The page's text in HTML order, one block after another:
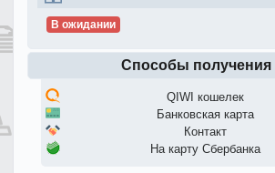
В ожидании
Способы получения
QIWI кошелек
Банковская карта
Контакт
На карту Сбербанка